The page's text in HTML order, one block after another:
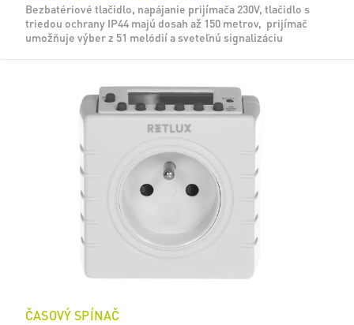
Bezbatériové tlačidlo, napájanie prijímača 230V, tlačidlo s
triedou ochrany IP44 majú dosah až 150 metrov, prijímač
umožňuje výber z 51 melódií a sveteľnú signalizáciu
ČASOVÝ SPÍNAČ